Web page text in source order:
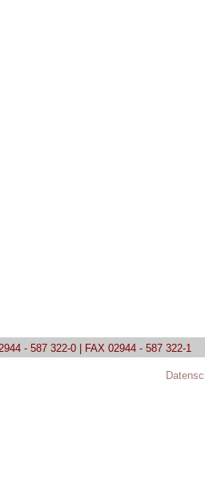
- 587 322-0 | FAX 02944 - 587 322-1